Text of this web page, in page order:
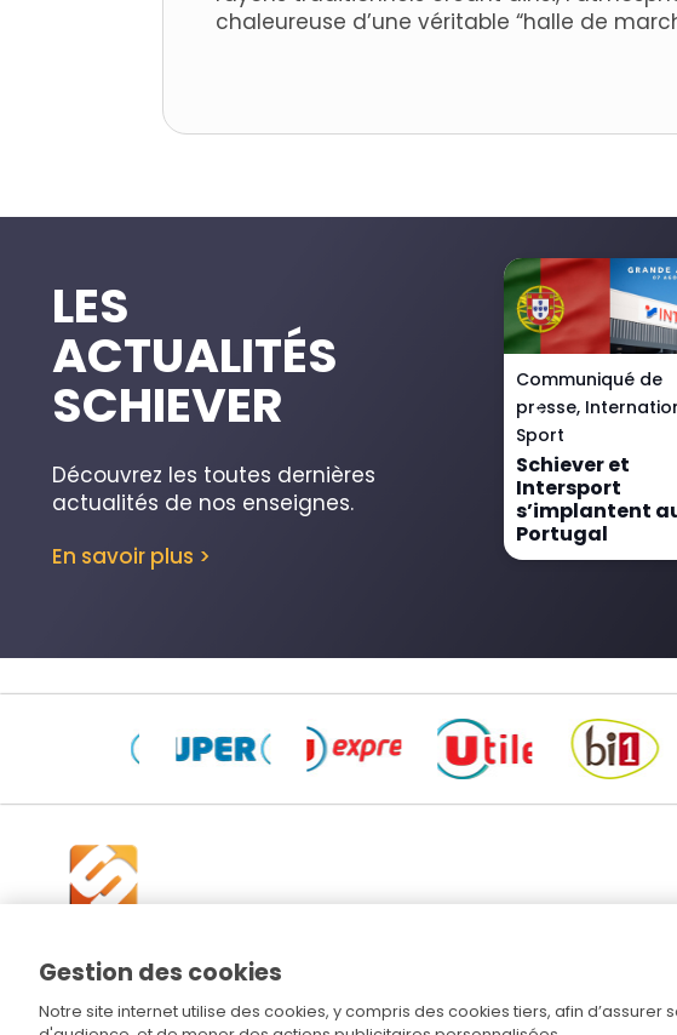
chaleureuse d’une véritable “halle de
LES
ACTUALITÉS
SCHIEVER
Découvrez les toutes dernières
actualités de nos enseignes.
En savoir plus >
2025 :
Alimentaire
Rétrospective 2025 :
Communiqué de
presse,
Sport
Schiever et
Intersport
s’implantent
Portugal
Le groupe Schiever, fondé en 1871, est un
acteur familial et indépendant de la
Gestion des cookies
Notre site internet utilise des cookies, y compris des cookies tiers, afin